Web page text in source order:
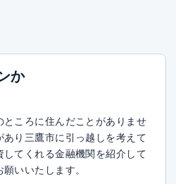
か
ころに住んだことがありませ
り三鷹市に引っ越しを考えて
てくれる金融機関を紹介して
いいたします。